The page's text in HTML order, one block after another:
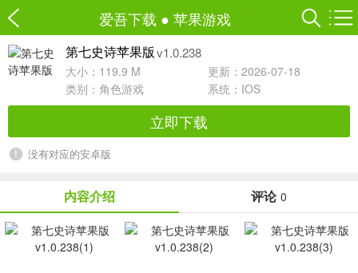
爱吾下载 ● 苹果游戏
第七史诗苹果版 v1.0.238
大小：119.9 M
更新：2026-07-18
类别： 角色游戏 系统：IOS
立即下载
没有对应的安卓版
内容介绍 评论 0